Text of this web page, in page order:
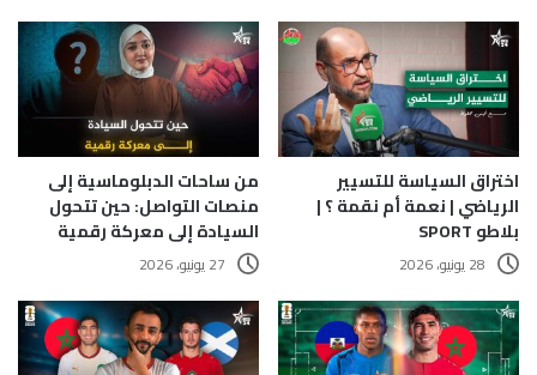
اختراق السياسة للتسيير
الرياضي | نعمة أم نقمة ؟ |
بلاطو SPORT
28 يونيو، 2026
من ساحات الدبلوماسية إلى
منصات التواصل: حين تتحول
السيادة إلى معركة رقمية
27 يونيو، 2026